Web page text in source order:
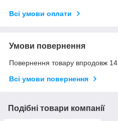
Всі умови оплати
Умови повернення
Повернення товару впродовж 14
Всі умови повернення
Подібні товари компанії